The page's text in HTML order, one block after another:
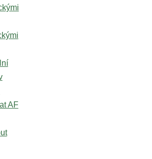
AF